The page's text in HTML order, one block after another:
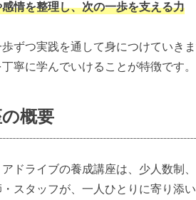
情を整理し、次の一歩を支える力
歩ずつ実践を通して身につけていき
寧に学んでいけることが特徴です。
概要
ドライブの養成講座は、少人数制
スタッフが、一人ひとりに寄り添